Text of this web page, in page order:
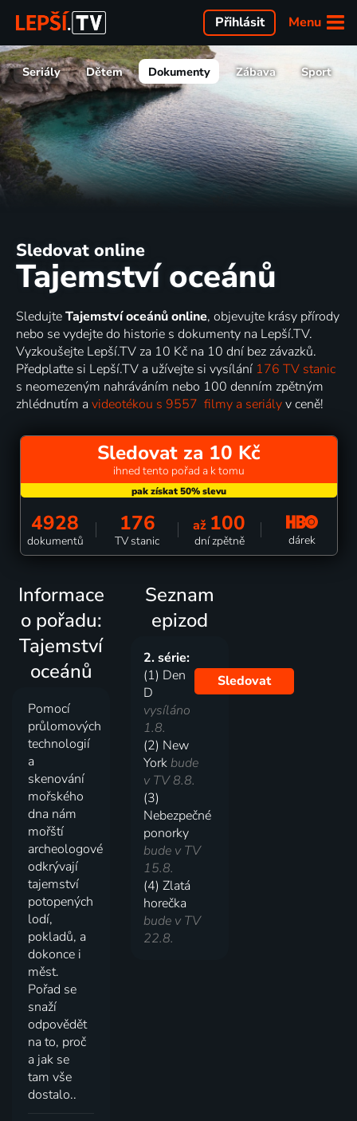
Menu
Přihlásit
Seriály Dětem Dokumenty Zábava Sport
Sledovat online
Tajemství oceánů
SledujteTajemství oceánů online, objevujte krásy přírody
nebo se vydejte do historie s dokumenty na Lepší.TV.
Vyzkoušejte Lepší.TV za 10 Kč na 10 dní bez závazků.
Předplaťte si Lepší.TV a užívejte si vysílání 176 TV stanic
s neomezeným nahráváním nebo 100 denním zpětným
zhlédnutím a videotékou s 9557 filmy a seriályv ceně!
Sledovat za 10 Kč
ihned tento pořad a k tomu
4928
dokumentů
176
TV stanic
až 100
dní zpětně dárek
Informace
o pořadu:
Tajemství
oceánů
Pomocí
průlomových
technologií
a
skenování
mořského
dna nám
mořští
archeologové
odkrývají
tajemství
potopených
lodí,
pokladů, a
dokonce i
měst.
Pořad se
snaží
odpovědět
na to, proč
a jak se
tam vše
dostalo..
Seznam
epizod
2. série:
(1) Den
D
vysíláno
1.8.
Sledovat
(2) New
Yorkbude
v TV 8.8.
(3)
Nebezpečné
ponorky
bude v TV
15.8.
(4) Zlatá
horečka
bude v TV
22.8.